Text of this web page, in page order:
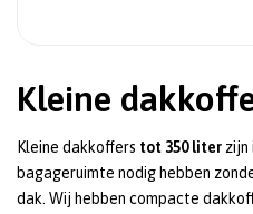
Kleine
Kleine dakkoffers tot 350 literzijn
bagageruimte nodig hebben
dak. Wij hebben compacte